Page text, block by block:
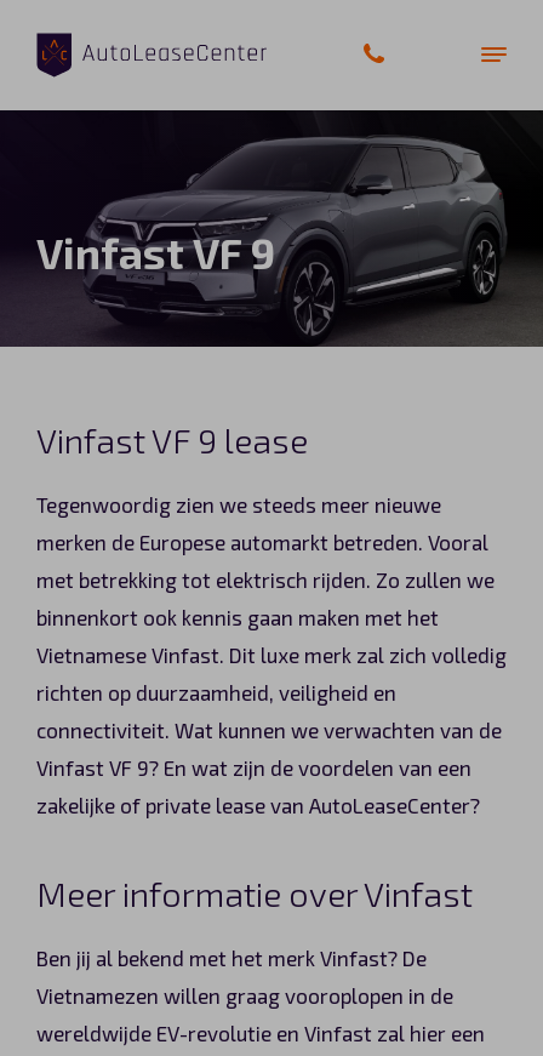
Vinfast VF 9
Vinfast VF 9 lease
Tegenwoordig zien we steeds meer nieuwe
merken de Europese automarkt betreden. Vooral
met betrekking tot elektrisch rijden. Zo zullen we
binnenkort ook kennis gaan maken met het
Vietnamese Vinfast. Dit luxe merk zal zich volledig
richten op duurzaamheid, veiligheid en
connectiviteit. Wat kunnen we verwachten van de
Vinfast VF 9? En wat zijn de voordelen van een
zakelijke of private lease van AutoLeaseCenter?
Meer informatie over Vinfast
Ben jij al bekend met het merk Vinfast? De
Vietnamezen willen graag vooroplopen in de
wereldwijde EV-revolutie en Vinfast zal hier een
Zakelijke auto’s
Bedrijfswagens
Private lease
Shortlease
Automerken
Vragen?
Over ons
Contact